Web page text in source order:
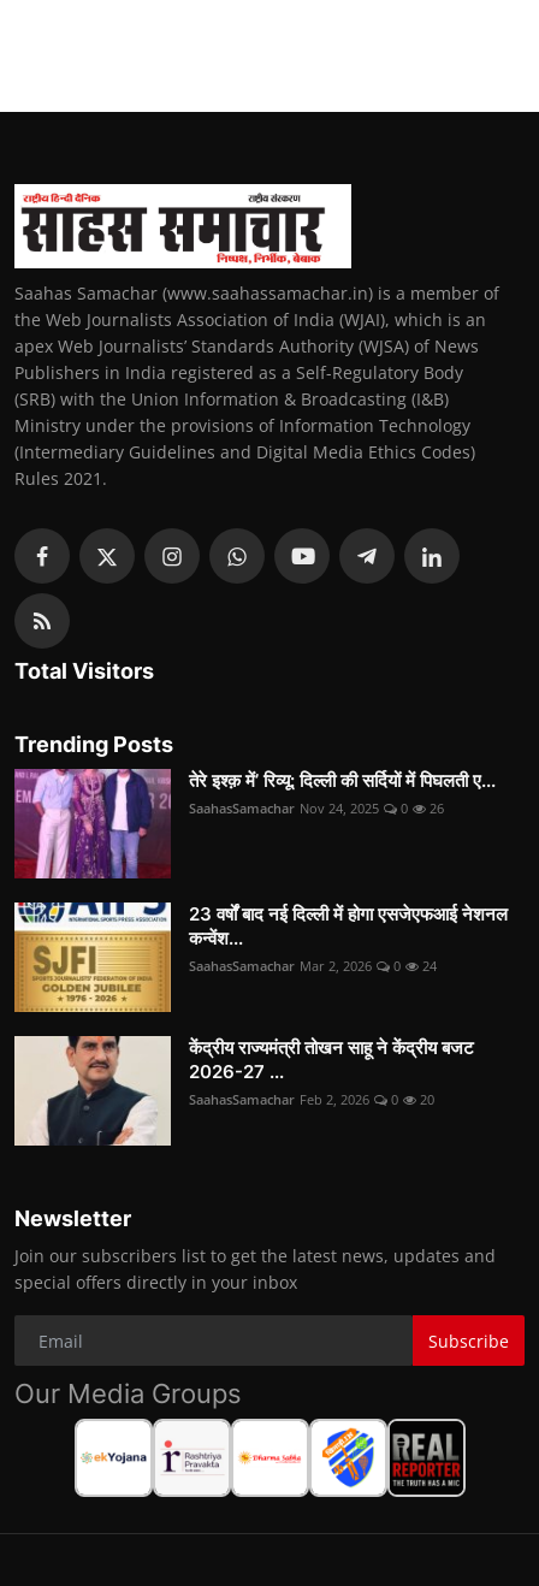
Saahas Samachar (www.saahassamachar.in) is a member of
the Web Journalists Association of India (WJAI), which is an
apex Web Journalists’ Standards Authority (WJSA) of News
Publishers in India registered as a Self-Regulatory Body
(SRB) with the Union Information & Broadcasting (I&B)
Ministry under the provisions of Information Technology
(Intermediary Guidelines and Digital Media Ethics Codes)
Rules 2021.
Total Visitors
Trending Posts
तेरे इश्क़ में’ रिव्यू: दिल्ली की सर्दियों में पिघलती ए...
SaahasSamachar Nov 24, 2025 0 26
23 वर्षों बाद नई दिल्ली में होगा एसजेएफआई नेशनल
कन्वेंश...
SaahasSamachar Mar 2, 2026 0 24
केंद्रीय राज्यमंत्री तोखन साहू ने केंद्रीय बजट
2026-27 ...
SaahasSamachar Feb 2, 2026 0 20
Newsletter
Join our subscribers list to get the latest news, updates and
special offers directly in your inbox
Subscribe
Our Media Groups